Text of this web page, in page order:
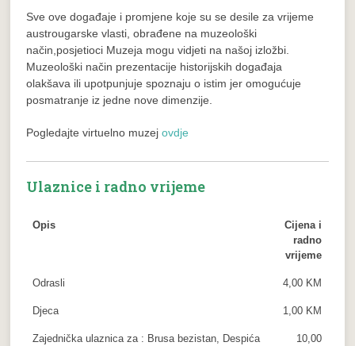
Sve ove događaje i promjene koje su se desile za vrijeme
austrougarske vlasti, obrađene na muzeološki
način,posjetioci Muzeja mogu vidjeti na našoj izložbi.
Muzeološki način prezentacije historijskih događaja
olakšava ili upotpunjuje spoznaju o istim jer omogućuje
posmatranje iz jedne nove dimenzije.
Pogledajte virtuelno muzejovdje
Ulaznice i radno vrijeme
Opis
Cijena i
radno
vrijeme
Odrasli 4,00 KM
Djeca 1,00 KM
Zajednička ulaznica za : Brusa bezistan, Despića
10,00